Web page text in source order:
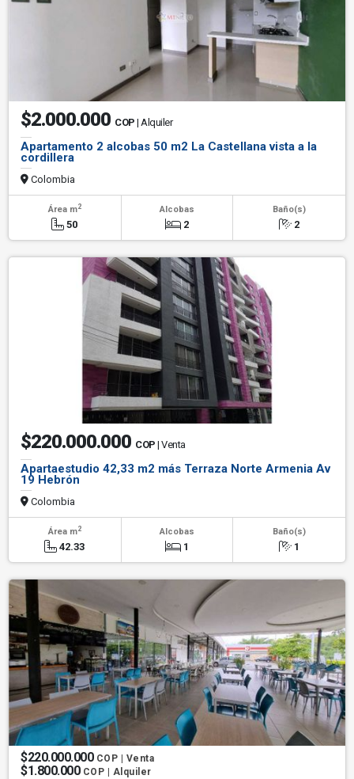
$2.000.000 COP | Alquiler
Apartamento 2 alcobas 50 m2 La Castellana vista a la
cordillera
Colombia
Área m2
50
Alcobas
2
Baño(s)
2
$220.000.000 COP | Venta
Apartaestudio 42,33 m2 más Terraza Norte Armenia Av
19 Hebrón
Colombia
Área m2
42.33
Alcobas
1
Baño(s)
1
$220.000.000 COP | Venta
$1.800.000 COP | Alquiler